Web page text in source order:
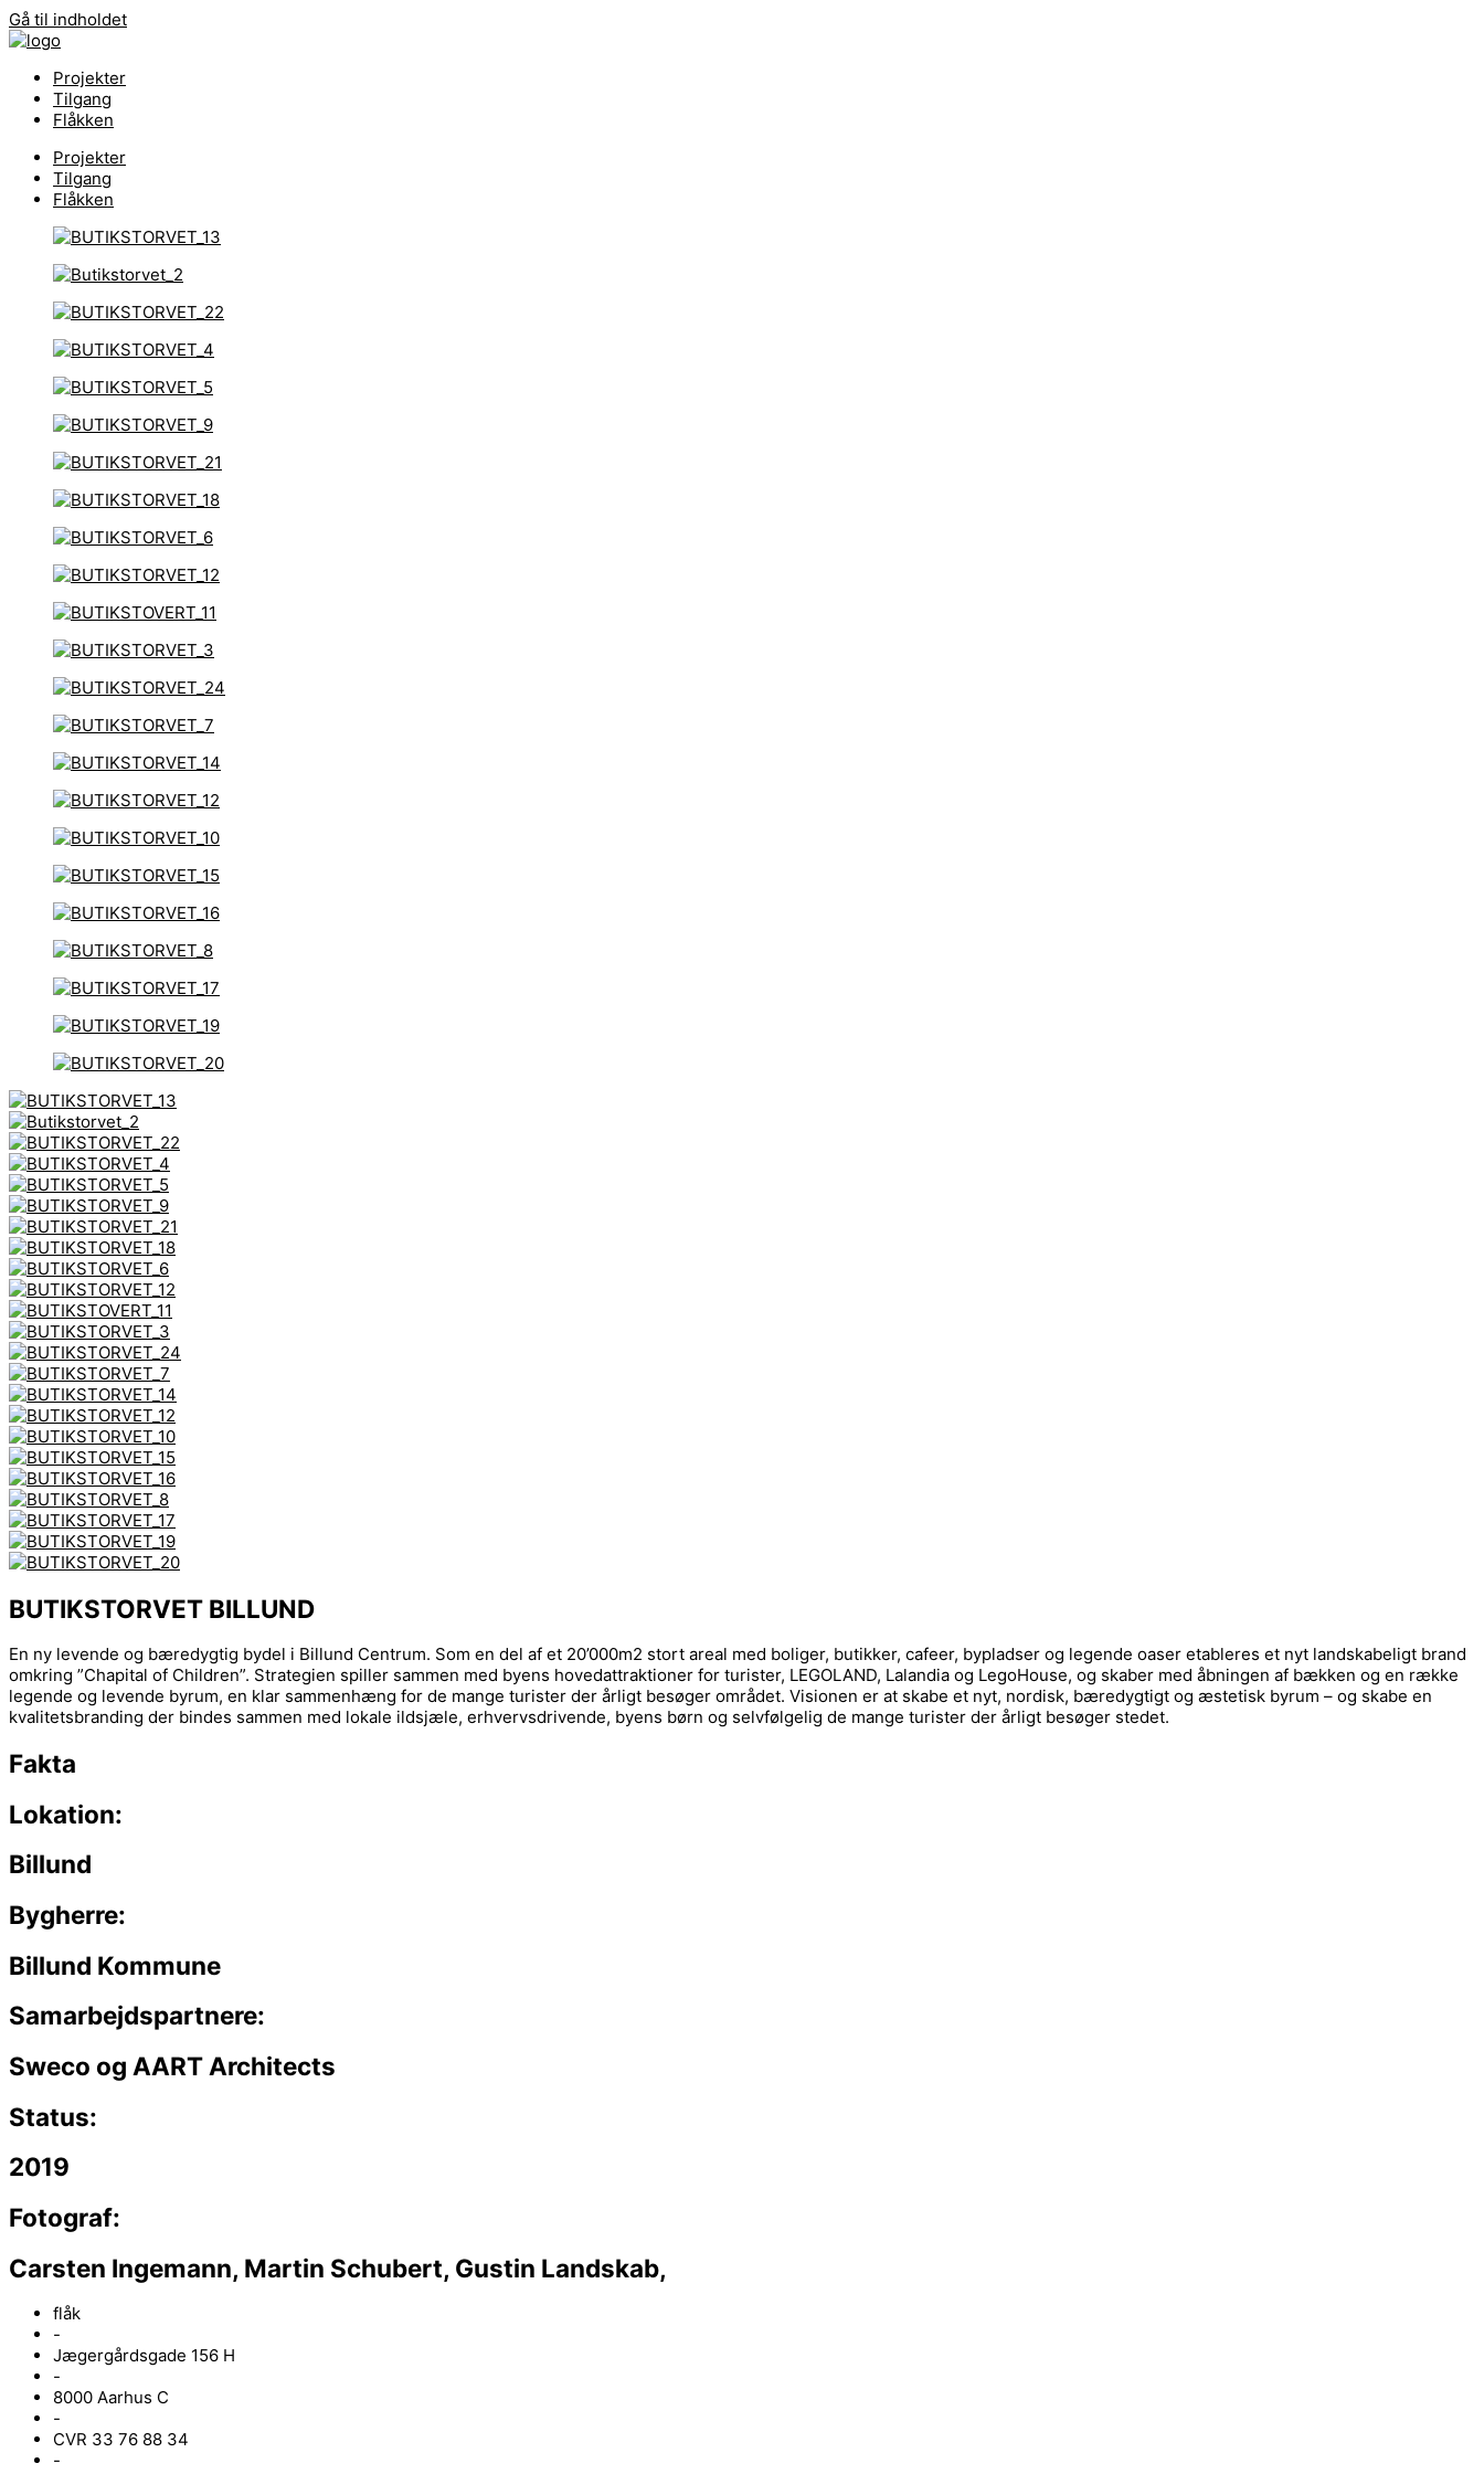
Gå til indholdet
Projekter
Tilgang
Flåkken
Projekter
Tilgang
Flåkken
BUTIKSTORVET BILLUND
En ny levende og bæredygtig bydel i Billund Centrum. Som en del af et 20’000m2 stort areal med boliger, butikker, cafeer, bypladser og legende oaser etableres et nyt landskabeligt brand
omkring ”Chapital of Children”. Strategien spiller sammen med byens hovedattraktioner for turister, LEGOLAND, Lalandia og LegoHouse, og skaber med åbningen af bækken og en række
legende og levende byrum, en klar sammenhæng for de mange turister der årligt besøger området. Visionen er at skabe et nyt, nordisk, bæredygtigt og æstetisk byrum – og skabe en
kvalitetsbranding der bindes sammen med lokale ildsjæle, erhvervsdrivende, byens børn og selvfølgelig de mange turister der årligt besøger stedet.
Fakta
Lokation:
Billund
Bygherre:
Billund Kommune
Samarbejdspartnere:
Sweco og AART Architects
Status:
2019
Fotograf:
Carsten Ingemann, Martin Schubert, Gustin Landskab,
flåk
-
Jægergårdsgade 156 H
-
8000 Aarhus C
-
CVR 33 76 88 34
-